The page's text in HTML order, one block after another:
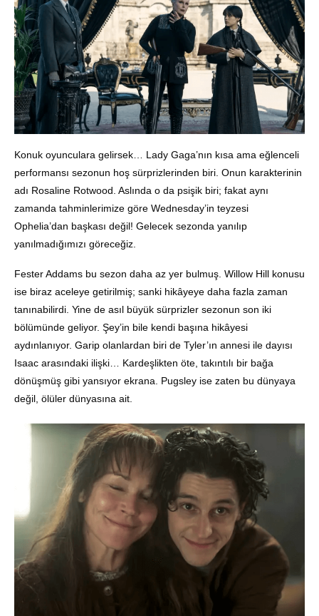
Konuk oyunculara gelirsek… Lady Gaga’nın kısa ama eğlenceli
performansı sezonun hoş sürprizlerinden biri. Onun karakterinin
adı Rosaline Rotwood. Aslında o da psişik biri; fakat aynı
zamanda tahminlerimize göre Wednesday’in teyzesi
Ophelia’dan başkası değil! Gelecek sezonda yanılıp
yanılmadığımızı göreceğiz.
Fester Addams bu sezon daha az yer bulmuş. Willow Hill konusu
ise biraz aceleye getirilmiş; sanki hikâyeye daha fazla zaman
tanınabilirdi. Yine de asıl büyük sürprizler sezonun son iki
bölümünde geliyor. Şey’in bile kendi başına hikâyesi
aydınlanıyor. Garip olanlardan biri de Tyler’ın annesi ile dayısı
Isaac arasındaki ilişki… Kardeşlikten öte, takıntılı bir bağa
dönüşmüş gibi yansıyor ekrana. Pugsley ise zaten bu dünyaya
değil, ölüler dünyasına ait.